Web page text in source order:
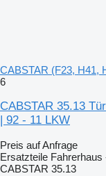
CABSTAR (F23, H41,
6
CABSTAR 35.13
| 92 - 11 LKW
Preis auf Anfrage
Ersatzteile Fahrerhaus
CABSTAR 35.13